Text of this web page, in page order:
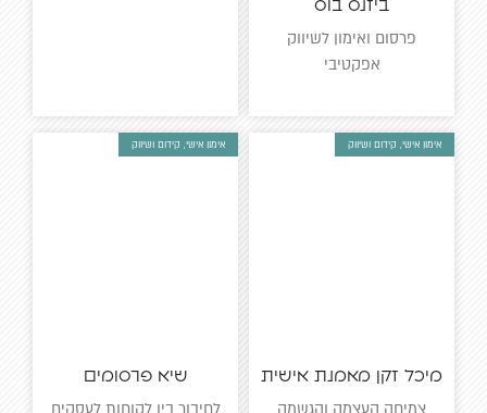
פרסום ואימון לשיווק
אפקטיבי
אימון אישי, קידום ושיווק
מיכל זקן מאמנת אישית
צמיחה העצמה והגשמה
אימון אישי, קידום ושיווק
שיא פרסומים
לחיבור בין לקוחות לעסקים